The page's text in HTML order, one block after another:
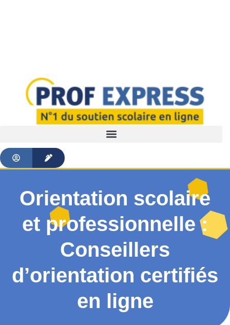
Orientation scolaire
et professionnelle :
Conseillers
d’orientation certifiés
en ligne